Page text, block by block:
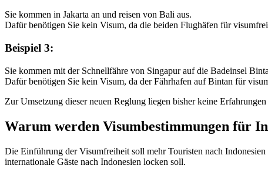
Sie kommen in Jakarta an und reisen von Bali aus.
Dafür benötigen Sie kein Visum, da die beiden Flughäfen für
Beispiel 3:
Sie kommen mit der Schnellfähre von Singapur auf die Badeinsel
Dafür benötigen Sie kein Visum, da der Fährhafen auf Bintan für
Zur Umsetzung dieser neuen Reglung liegen bisher keine
Warum werden Visumbestimmungen für
Die Einführung der Visumfreiheit soll mehr Touristen nach
internationale Gäste nach Indonesien locken soll.